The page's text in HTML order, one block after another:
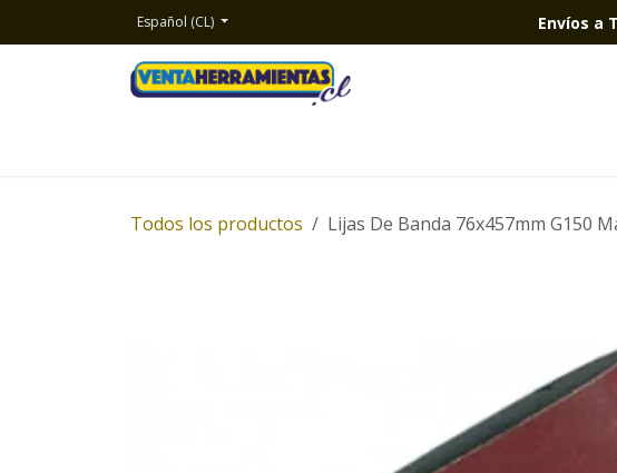
Español (CL) Envíos a
Todos los productos Lijas De Banda 76x457mm G150